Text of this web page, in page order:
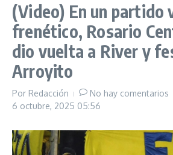
(Video) En un partido
frenético, Rosario
dio vuelta a River y
Arroyito
Por Redacción
No hay comentarios
6 octubre, 2025 05:56